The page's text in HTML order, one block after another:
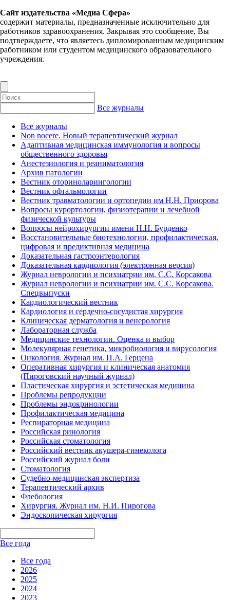
Сайт издательства «Медиа Сфера»
содержит материалы, предназначенные исключительно для
работников здравоохранения. Закрывая это сообщение, Вы
подтверждаете, что являетесь дипломированным медицинским
работником или студентом медицинского образовательного
учреждения.
Все журналы
Все журналы
Non nocere. Новый терапевтический журнал
Адаптивная медицинская иммунология и вопросы
общественного здоровья
Анестезиология и реаниматология
Архив патологии
Вестник оториноларингологии
Вестник офтальмологии
Вестник травматологии и ортопедии им Н.Н. Приорова
Вопросы курортологии, физиотерапии и лечебной
физической культуры
Вопросы нейрохирургии имени Н.Н. Бурденко
Восстановительные биотехнологии, профилактическая,
цифровая и предиктивная медицина
Доказательная гастроэнтерология
Доказательная кардиология (электронная версия)
Журнал неврологии и психиатрии им. С.С. Корсакова
Журнал неврологии и психиатрии им. С.С. Корсакова.
Спецвыпуски
Кардиологический вестник
Кардиология и сердечно-сосудистая хирургия
Клиническая дерматология и венерология
Лабораторная служба
Медицинские технологии. Оценка и выбор
Молекулярная генетика, микробиология и вирусология
Онкология. Журнал им. П.А. Герцена
Оперативная хирургия и клиническая анатомия
(Пироговский научный журнал)
Пластическая хирургия и эстетическая медицина
Проблемы репродукции
Проблемы эндокринологии
Профилактическая медицина
Респираторная медицина
Российская ринология
Российская стоматология
Российский вестник акушера-гинеколога
Российский журнал боли
Стоматология
Судебно-медицинская экспертиза
Терапевтический архив
Флебология
Хирургия. Журнал им. Н.И. Пирогова
Эндоскопическая хирургия
Все года
Все года
2026
2025
2024
2023